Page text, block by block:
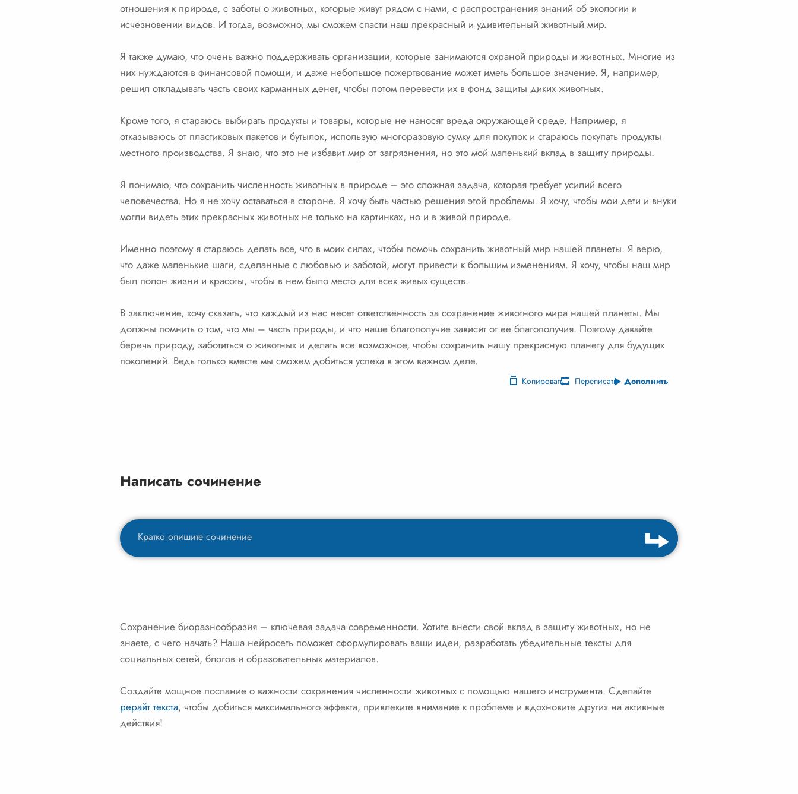
отношения к природе, с заботы о животных, которые живут рядом с нами, с распространения знаний об экологии и
исчезновении видов. И тогда, возможно, мы сможем спасти наш прекрасный и удивительный животный мир.
Я также думаю, что очень важно поддерживать организации, которые занимаются охраной природы и животных. Многие из
них нуждаются в финансовой помощи, и даже небольшое пожертвование может иметь большое значение. Я, например,
решил откладывать часть своих карманных денег, чтобы потом перевести их в фонд защиты диких животных.
Кроме того, я стараюсь выбирать продукты и товары, которые не наносят вреда окружающей среде. Например, я
отказываюсь от пластиковых пакетов и бутылок, использую многоразовую сумку для покупок и стараюсь покупать продукты
местного производства. Я знаю, что это не избавит мир от загрязнения, но это мой маленький вклад в защиту природы.
Я понимаю, что сохранить численность животных в природе – это сложная задача, которая требует усилий всего
человечества. Но я не хочу оставаться в стороне. Я хочу быть частью решения этой проблемы. Я хочу, чтобы мои дети и внуки
могли видеть этих прекрасных животных не только на картинках, но и в живой природе.
Именно поэтому я стараюсь делать все, что в моих силах, чтобы помочь сохранить животный мир нашей планеты. Я верю,
что даже маленькие шаги, сделанные с любовью и заботой, могут привести к большим изменениям. Я хочу, чтобы наш мир
был полон жизни и красоты, чтобы в нем было место для всех живых существ.
В заключение, хочу сказать, что каждый из нас несет ответственность за сохранение животного мира нашей планеты. Мы
должны помнить о том, что мы – часть природы, и что наше благополучие зависит от ее благополучия. Поэтому давайте
беречь природу, заботиться о животных и делать все возможное, чтобы сохранить нашу прекрасную планету для будущих
поколений. Ведь только вместе мы сможем добиться успеха в этом важном деле.
Копировать Переписать Дополнить
Написать сочинение
Сохранение биоразнообразия – ключевая задача современности. Хотите внести свой вклад в защиту животных, но не
знаете, с чего начать? Наша нейросеть поможет сформулировать ваши идеи, разработать убедительные тексты для
социальных сетей, блогов и образовательных материалов.
Создайте мощное послание о важности сохранения численности животных с помощью нашего инструмента. Сделайте
рерайт текста, чтобы добиться максимального эффекта, привлеките внимание к проблеме и вдохновите других на активные
действия!